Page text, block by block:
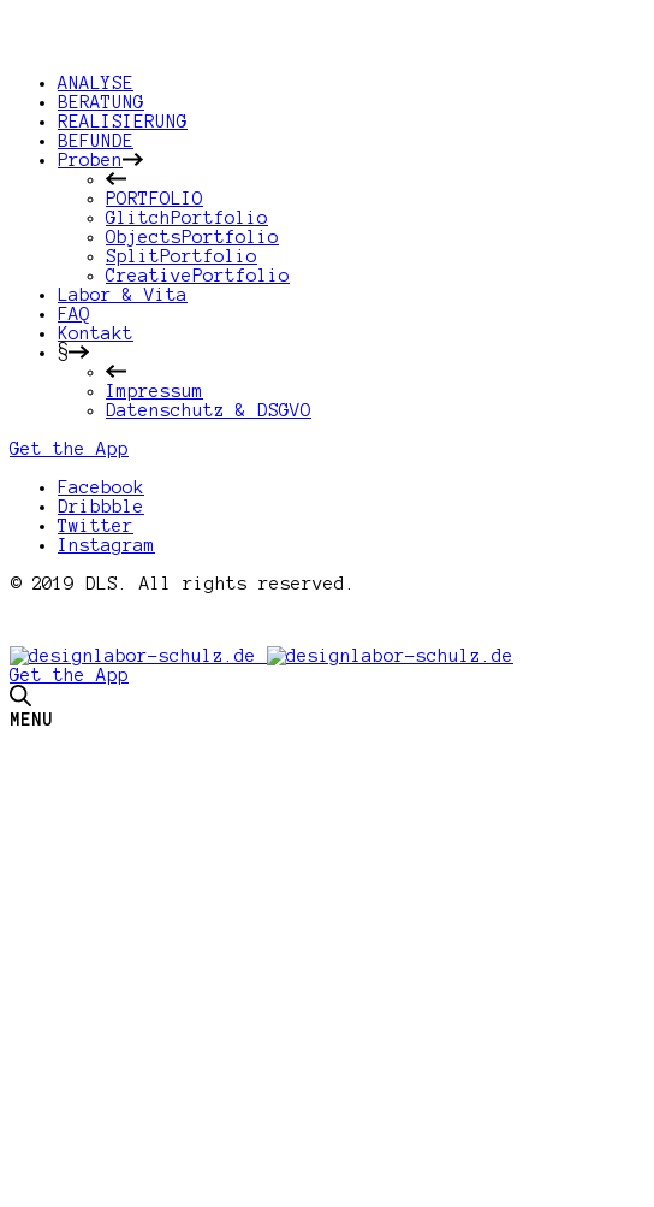
ANALYSE
BERATUNG
REALISIERUNG
BEFUNDE
Proben
PORTFOLIO
GlitchPortfolio
ObjectsPortfolio
SplitPortfolio
CreativePortfolio
Labor & Vita
FAQ
Kontakt
§
Impressum
Datenschutz & DSGVO
Get the App
Facebook
Dribbble
Twitter
Instagram
© 2019 DLS. All rights reserved.
Get the App
MENU